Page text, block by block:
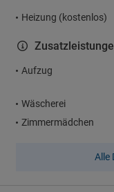
Heizung (kostenlos)
Aufzug
Wäscherei
Zimmermädchen
Alle